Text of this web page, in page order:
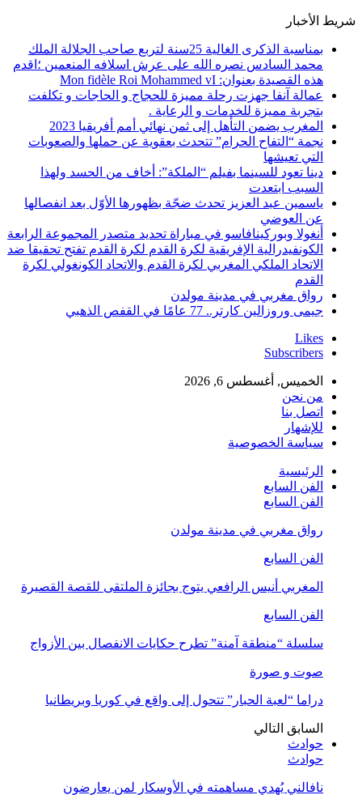
شريط الأخبار
بمناسبة الذكرى الغالية 25سنة لتربع صاحب الجلالة الملك
محمد السادس نصره الله على عرش اسلافه المنعمين ؛اقدم
هذه القصيدة بعنوان: Mon fidèle Roi Mohammed vI
عمالة آنفا جهزت رحلة مميزة للحجاج و الحاجات و تكلفت
بتجربة مميزة للخدمات و الرعاية .
المغرب يضمن التأهل إلى ثمن نهائي أمم أفريقيا 2023
نجمة “التفاح الحرام” تتحدث بعقوية عن حملها والصعوبات
التي تعيشها
دينا تعود للسينما بفيلم “الملكة”: أخاف من الحسد ولهذا
السبب ابتعدت
ياسمين عبد العزيز تحدث ضجّة بظهورها الأوّل بعد انفصالها
عن العوضي
أنغولا وبوركينافاسو في مباراة تحديد متصدر المجموعة الرابعة
الكونفيدرالية الإفريقية لكرة القدم لكرة القدم تفتح تحقيقا ضد
الاتحاد الملكي المغربي لكرة القدم والاتحاد الكونغولي لكرة
القدم
رواق مغربي في مدينة مولدن
جيمى وروزالين كارتر.. 77 عامًا في القفص الذهبي
Likes
Subscribers
الخميس, أغسطس 6, 2026
من نحن
اتصل بنا
للإشهار
سياسة الخصوصية
الرئيسية
الفن السابع
الفن السابع
رواق مغربي في مدينة مولدن
الفن السابع
المغربي أنيس الرافعي يتوج بجائزة الملتقى للقصة القصيرة
الفن السابع
سلسلة “منطقة آمنة” تطرح حكايات الانفصال بين الأزواج
صوت و صورة
دراما “لعبة الحبار” تتحول إلى واقع في كوريا وبريطانيا
السابق التالي
حوادث
حوادث
نافالني يُهدي مساهمته في الأوسكار لمن يعارضون